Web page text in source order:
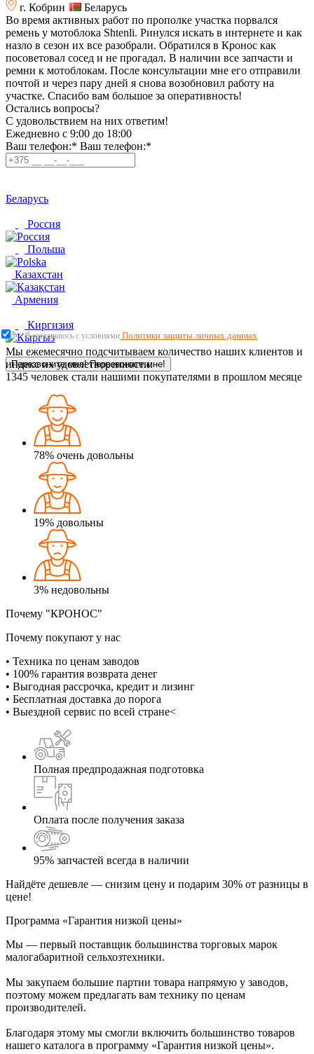
г. Кобрин
Беларусь
Во время активных работ по прополке участка порвался
ремень у мотоблока Shtenli. Ринулся искать в интернете и как
назло в сезон их все разобрали. Обратился в Кронос как
посоветовал сосед и не прогадал. В наличии все запчасти и
ремни к мотоблокам. После консультации мне его отправили
почтой и через пару дней я снова возобновил работу на
участке. Спасибо вам большое за оперативность!
Остались вопросы?
C удовольствием на них ответим!
Ежедневно с 9:00 до 18:00
Ваш телефон:* Ваш телефон:*
Беларусь
Россия
Польша
Казахстан
Армения
Киргизия
Перезвоните мне! Перезвоните мне!
Я соглашаюсь с условиями Политики защиты личных данных
Мы ежемесячно подсчитываем количество наших клиентов и
индекс их удовлетворенности.
1345 человек стали нашими покупателями в прошлом месяце
78% очень довольны
19% довольны
3% недовольны
Почему "КРОНОС"
Почему покупают у нас
• Техника по ценам заводов
• 100% гарантия возврата денег
• Выгодная рассрочка, кредит и лизинг
• Бесплатная доставка до порога
• Выездной сервис по всей стране<
Полная предпродажная подготовка
Оплата после получения заказа
95% запчастей всегда в наличии
Найдёте дешевле — снизим цену и подарим 30% от разницы в
цене!
Программа «Гарантия низкой цены»
Мы — первый поставщик большинства торговых марок
малогабаритной сельхозтехники.
Мы закупаем большие партии товара напрямую у заводов,
поэтому можем предлагать вам технику по ценам
производителей.
Благодаря этому мы смогли включить большинство товаров
нашего каталога в программу «Гарантия низкой цены».